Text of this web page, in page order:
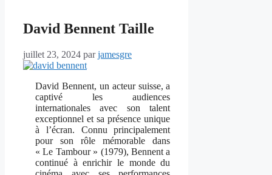
David Bennent Taille
juillet 23, 2024 parjamesgre
David Bennent, un acteur suisse, a
captivé les audiences
internationales avec son talent
exceptionnel et sa présence unique
à l’écran. Connu principalement
pour son rôle mémorable dans
« Le Tambour » (1979), Bennent a
continué à enrichir le monde du